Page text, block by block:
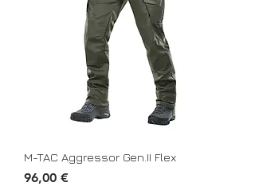
M-TAC Aggressor Gen.II Flex
Τιμή
96,00 €